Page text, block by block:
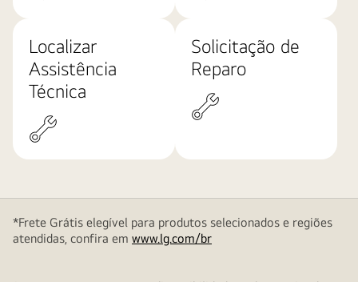
Localizar
Assistência
Técnica
Solicitação de
Reparo
*Frete Grátis elegível para produtos selecionados e regiões
atendidas, confira em www.lg.com/br